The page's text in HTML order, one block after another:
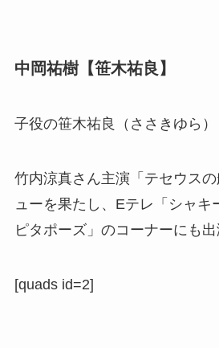
中岡祐樹【笹木祐良】
子役の笹木祐良（ささきゆら）
竹内涼真さん主演「テセウス
ューを果たし、Eテレ「シャキ
ピタポーズ」のコーナーにも出
[quads id=2]